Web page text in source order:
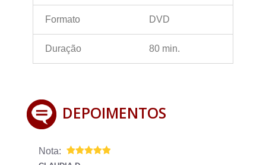
Formato DVD
Duração 80 min.
DEPOIMENTOS
Nota: